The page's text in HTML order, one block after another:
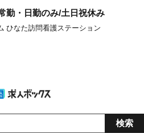
勤・日勤のみ/土日祝休み
ひなた訪問看護ステーション